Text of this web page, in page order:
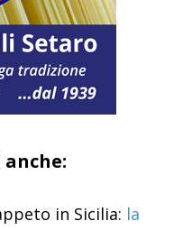
in Sicilia: la